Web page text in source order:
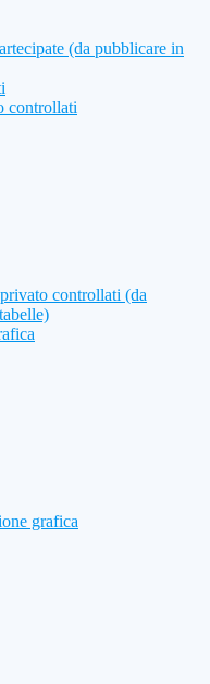
(da pubblicare in
controllati
controllati (da
grafica